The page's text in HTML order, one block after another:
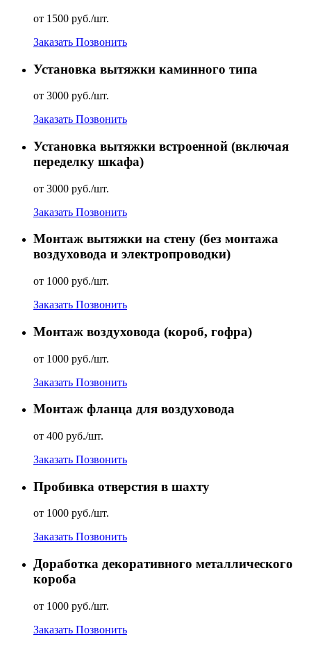
от 1500 руб./шт.
Заказать Позвонить
Установка вытяжки каминного типа
от 3000 руб./шт.
Заказать Позвонить
Установка вытяжки встроенной (включая
переделку шкафа)
от 3000 руб./шт.
Заказать Позвонить
Монтаж вытяжки на стену (без монтажа
воздуховода и электропроводки)
от 1000 руб./шт.
Заказать Позвонить
Монтаж воздуховода (короб, гофра)
от 1000 руб./шт.
Заказать Позвонить
Монтаж фланца для воздуховода
от 400 руб./шт.
Заказать Позвонить
Пробивка отверстия в шахту
от 1000 руб./шт.
Заказать Позвонить
Доработка декоративного металлического
короба
от 1000 руб./шт.
Заказать Позвонить